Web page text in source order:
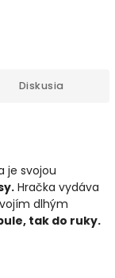
Diskusia
je svojou
Hračka vydáva
dlhým
tak do ruky.